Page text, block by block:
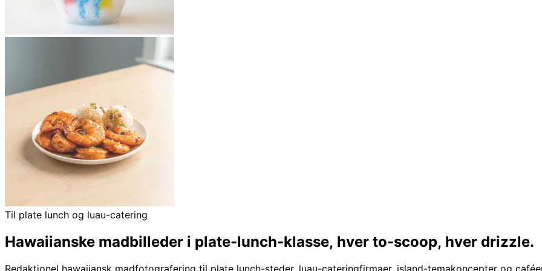
Til plate lunch og luau-catering
Hawaiianske madbilleder i plate-lunch-klasse, hver to-scoop, hver drizzle.
Redaktionel hawaiiansk madfotografering til plate lunch-steder, luau-cateringfirmaer, island-temakoncepter og